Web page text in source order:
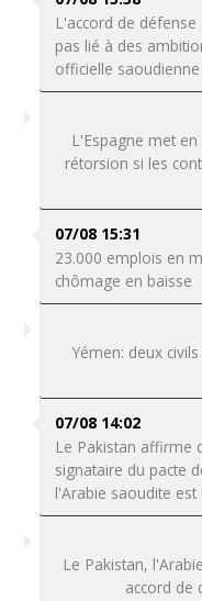
L'accord de
pas lié à des
officielle saoudienne
L'Espagne met
rétorsion si les
07/08 15:31
23.000 emplois en
chômage en baisse
Yémen: deux
07/08 14:02
Le Pakistan affirme
signataire du pacte
l'Arabie saoudite
Le Pakistan,
accord de